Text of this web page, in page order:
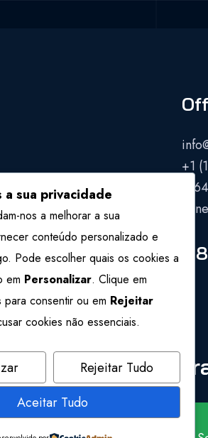
+1
a sua privacidade
nos a melhorar a sua
conteúdo personalizado e
Pode escolher quais os cookies a
em Personalizar. Clique em
para consentir ou em Rejeitar
cookies não essenciais.
Rejeitar Tudo
Aceitar Tudo